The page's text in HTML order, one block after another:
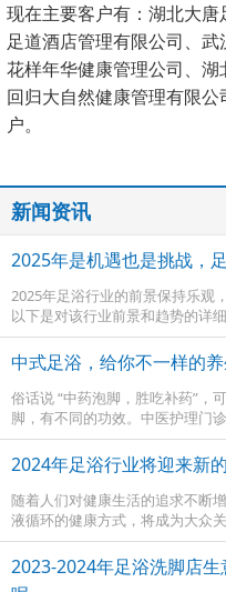
现在主要客户有：湖北大
足道酒店管理有限公司、
花样年华健康管理公司、
回归大自然健康管理有限
户。
新闻资讯
2025年是机遇也是挑战，
2025年足浴行业的前景保持乐观
以下是对该行业前景和趋势的详
中式足浴，给你不一样的养
俗话说 “中药泡脚，胜吃补药”，
脚，有不同的功效。中医护理门
家亲临指导，精选多种中草药，
性化的泡脚方案。包括失眠足浴
虚方等。无论是想要缓解疲劳、
力，都能在这里找到适合自己的
2024年足浴行业将迎来新
随着人们对健康生活的追求不断
液循环的健康方式，将成为大众关
2023-2024年足浴洗脚店